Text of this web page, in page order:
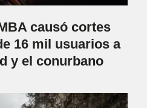
causó cortes
16 mil usuarios a
y el conurbano